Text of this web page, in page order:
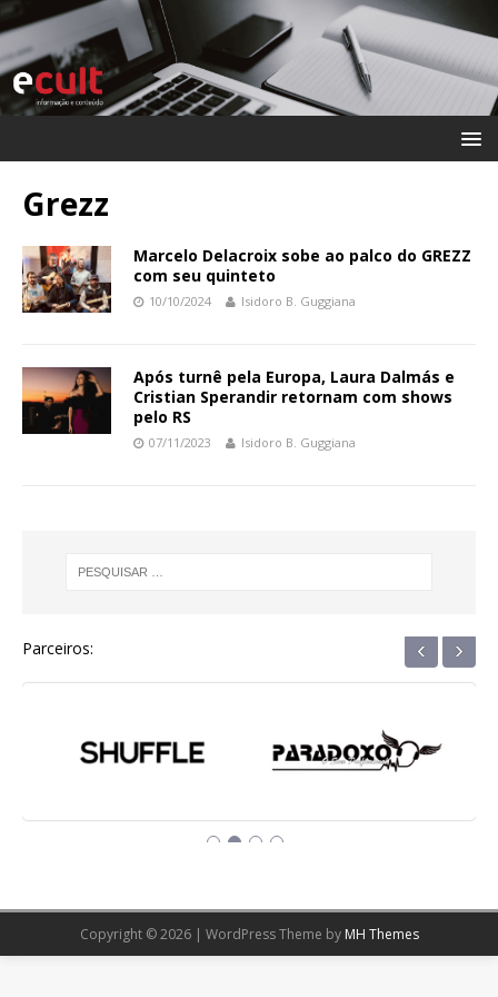
Grezz
Marcelo Delacroix sobe ao palco do GREZZ
com seu quinteto
10/10/2024 Isidoro B. Guggiana
Após turnê pela Europa, Laura Dalmás e
Cristian Sperandir retornam com shows
pelo RS
07/11/2023 Isidoro B. Guggiana
Parceiros: ‹ ›
Copyright © 2026 | WordPress Theme by MH Themes